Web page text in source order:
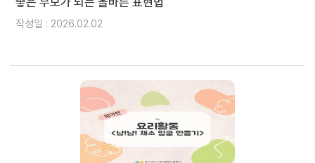
작성일 : 2026.02.02